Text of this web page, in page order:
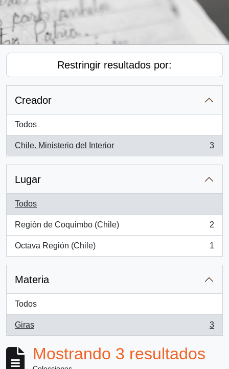
Restringir resultados por:
Creador
Todos
Chile. Ministerio del Interior
, 3 resultados
3
Lugar
Todos
Región de Coquimbo (Chile)
, 2 resultados
2
Octava Región (Chile)
, 1 resultados
1
Materia
Todos
Giras
, 3 resultados
3
Mostrando 3 resultados